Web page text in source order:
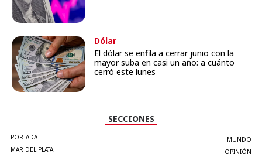
Dólar
El dólar se enfila a cerrar junio con la
mayor suba en casi un año: a cuánto
cerró este lunes
SECCIONES
PORTADA
MAR DEL PLATA
MUNDO
OPINIÓN